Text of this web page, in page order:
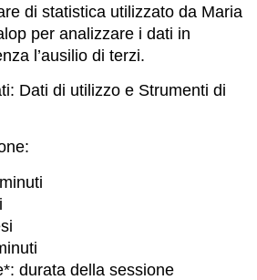
di statistica utilizzato da Maria
per analizzare i dati in
l’ausilio di terzi.
Dati di utilizzo e Strumenti di
durata della sessione